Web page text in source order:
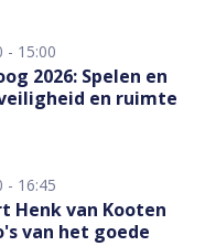
- 15:00
2026: Spelen en
en ruimte
- 16:45
Henk van Kooten
van het goede